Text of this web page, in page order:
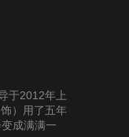
于2012年上
）用了五年
成满满一